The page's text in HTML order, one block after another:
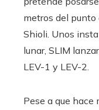
metros del punto
Shioli. Unos
lunar, SLIM
LEV-1 y LEV-2.
Pese a que hace